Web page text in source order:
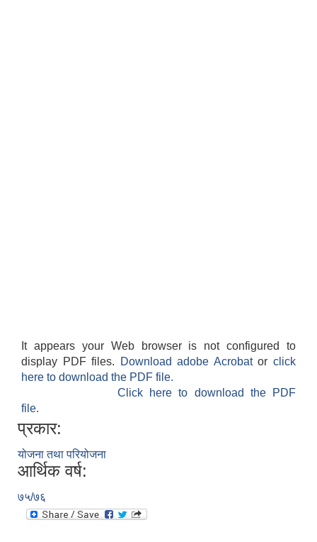
It appears your Web browser is not configured to
display PDF files.
Download adobe Acrobatorclick
here to download the PDF file.
Click here to download the PDF
file.
प्रकार:
योजना तथा परियोजना
आर्थिक वर्ष:
७५/७६